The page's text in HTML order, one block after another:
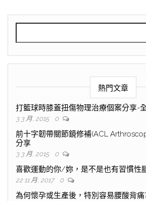
熱門文章
打籃球時膝蓋扭傷物理治療個案分享-
3 3 月, 2015 0
前十字韌帶關節鏡修補(ACL
分享
3 3 月, 2015 0
喜歡運動的你/妳，是不是也有習慣性
22 11 月, 2017 0
為何懷孕或生產後，特別容易腰酸背痛